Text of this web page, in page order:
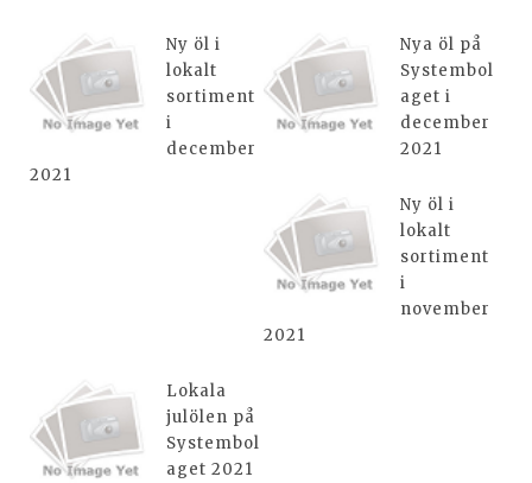
Ny öl i
lokalt
sortiment
i
december
2021
Nya öl på
Systembol
aget i
december
2021
Ny öl i
lokalt
sortiment
i
november
2021
Lokala
julölen på
Systembol
aget 2021